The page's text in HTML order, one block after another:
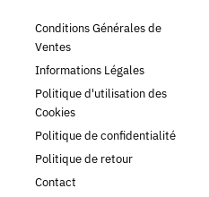
Conditions Générales de
Ventes
Informations Légales
Politique d'utilisation des
Cookies
Politique de confidentialité
Politique de retour
Contact